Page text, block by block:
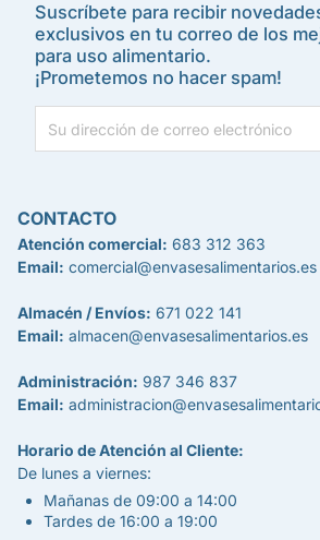
Suscríbete para recibir
exclusivos en tu correo de los
para uso alimentario.
¡Prometemos no hacer spam!
CONTACTO
Atención comercial: 683 312 363
Email: comercial@envasesalimentarios.es
Almacén / Envíos: 671 022 141
Email: almacen@envasesalimentarios.es
Administración: 987 346 837
Email:
Horario de Atención al Cliente:
De lunes a viernes:
Mañanas de 09:00 a 14:00
Tardes de 16:00 a 19:00